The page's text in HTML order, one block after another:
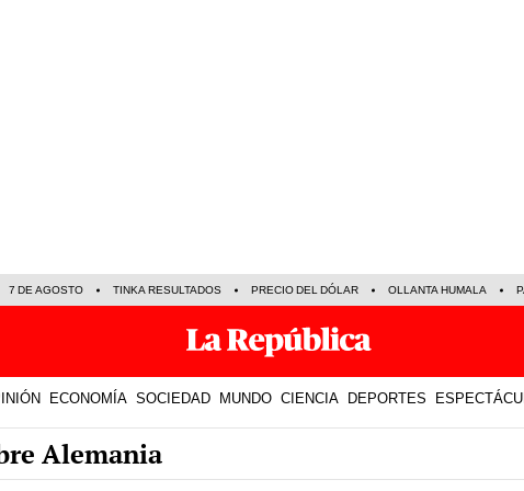
7 DE AGOSTO TINKA RESULTADOS PRECIO DEL DÓLAR OLLANTA HUMALA
ECONOMÍA SOCIEDAD MUNDO CIENCIA DEPORTES
Alemania